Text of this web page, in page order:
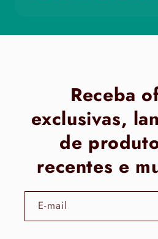
Receba
exclusivas,
de
recentes e
E-mail